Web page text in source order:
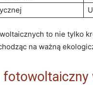
⁤to nie tylko
na ważną